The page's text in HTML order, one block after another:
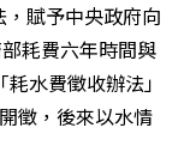
，賦予中央政府向
耗費六年時間與
水費徵收辦法」
徵，後來以水情